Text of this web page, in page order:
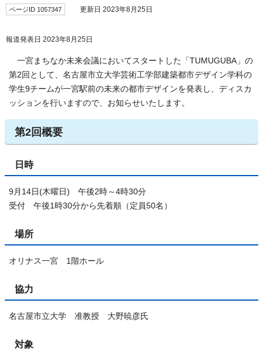
ページID 1057347 更新日 2023年8月25日
報道発表日 2023年8月25日
一宮まちなか未来会議においてスタートした「TUMUGUBA」の
第2回として、名古屋市立大学芸術工学部建築都市デザイン学科の
学生9チームが一宮駅前の未来の都市デザインを発表し、ディスカ
ッションを行いますので、お知らせいたします。
第2回概要
日時
9月14日(木曜日) 午後2時～4時30分
受付 午後1時30分から先着順（定員50名）
場所
オリナス一宮 1階ホール
協力
名古屋市立大学 准教授 大野暁彦氏
対象